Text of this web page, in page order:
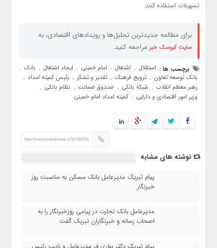
تسهیلات استفاده کنند.
برای مطالعه جدیدترین تحلیل‌ها و رویدادهای اقتصادی، به
سایت کیوسک خبر مراجعه کنید.
برچسب ها : استقلال , اشتغال , امام خمینی , ایجاد اشتغال , بانک ,
بانک توسعه تعاون , ترویج فرهنگ , تقدیر و تشکر , رئیس کمیته امداد ,
رهبر معظم انقلاب , شبکه بانکی , صندوق ضمانت , نظام بانکی ,
وزیر امور اقتصادی و دارایی , کمیته امداد امام خمینی
https://www.kioskekhabar.ir/?p=204751
نوشته های مشابه
پیام تبریک مدیرعامل بانک مسکن به مناسبت روز
خبرنگار
مدیرعامل بانک تجارت در پیامی روزخبرنگار را به
اصحاب رسانه و خبرنگاران تبریک گفت